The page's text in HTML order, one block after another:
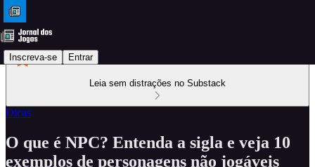
Inscreva-se Entrar
Leia sem distrações no Substack
Dicas
O que é NPC? Entenda a sigla e veja 10
exemplos de personagens não jogáveis